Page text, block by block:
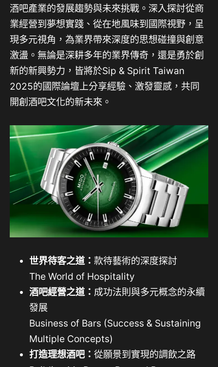
酒吧產業的發展趨勢與未來挑戰。深入探討從商
業經營到夢想實踐、從在地風味到國際視野，呈
現多元視角，為業界帶來深度的思想碰撞與創意
激盪。無論是深耕多年的業界傳奇，還是勇於創
新的新興勢力，皆將於Sip & Spirit Taiwan
2025的國際論壇上分享經驗、激發靈感，共同
開創酒吧文化的新未來。
世界待客之道： 款待藝術的深度探討
The World of Hospitality
酒吧經營之道： 成功法則與多元概念的永續
發展
Business of Bars (Success & Sustaining
Multiple Concepts)
打造理想酒吧： 從願景到實現的調飲之路